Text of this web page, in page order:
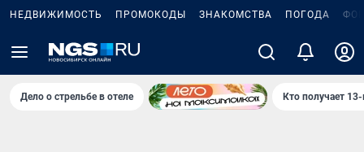
НЕДВИЖИМОСТЬ ПРОМОКОДЫ ЗНАКОМСТВА ПОГОДА
Дело о стрельбе в отеле Кто получает